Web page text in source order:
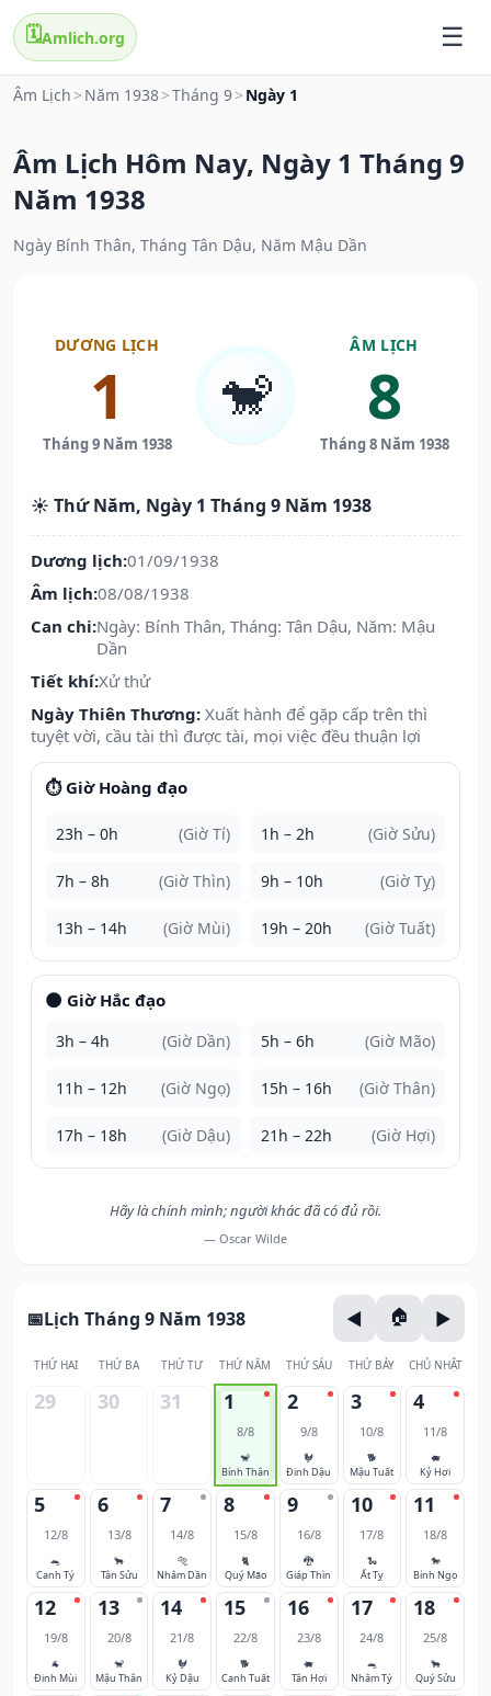
🗓️Amlich.org
Âm Lịch > Năm 1938>Tháng 9> Ngày 1
Âm Lịch Hôm Nay, Ngày 1 Tháng 9
Năm 1938
Ngày Bính Thân, Tháng Tân Dậu, Năm Mậu Dần
DƯƠNG LỊCH
1
Tháng 9 Năm 1938
🐒
ÂM LỊCH
8
Tháng 8 Năm 1938
☀️ Thứ Năm, Ngày 1 Tháng 9 Năm 1938
Dương lịch:01/09/1938
Âm lịch:08/08/1938
Can chi:Ngày: Bính Thân, Tháng: Tân Dậu, Năm: Mậu
Dần
Tiết khí:Xử thử
Ngày Thiên Thương: Xuất hành để gặp cấp trên thì
tuyệt vời, cầu tài thì được tài, mọi việc đều thuận lợi
⏱️ Giờ Hoàng đạo
23h – 0h (Giờ Tí) 1h – 2h (Giờ Sửu)
7h – 8h (Giờ Thìn) 9h – 10h (Giờ Tỵ)
13h – 14h (Giờ Mùi) 19h – 20h (Giờ Tuất)
🌑 Giờ Hắc đạo
3h – 4h (Giờ Dần) 5h – 6h (Giờ Mão)
11h – 12h (Giờ Ngọ) 15h – 16h (Giờ Thân)
17h – 18h (Giờ Dậu) 21h – 22h (Giờ Hợi)
Hãy là chính mình; người khác đã có đủ rồi.
— Oscar Wilde
Lịch Tháng 9 Năm 1938
THỨ HAI THỨ BA THỨ TƯ THỨ NĂM THỨ SÁU THỨ BẢY CHỦ NHẬT
29 30 31 1
8/8
🐒
Bính Thân
2
9/8
🐓
Đinh Dậu
3
10/8
🐕
Mậu Tuất
4
11/8
🐖
Kỷ Hợi
5
12/8
🐀
Canh Tý
6
13/8
🐂
Tân Sửu
7
14/8
🐅
Nhâm Dần
8
15/8
🐈
Quý Mão
9
16/8
🐉
Giáp Thìn
10
17/8
🐍
Ất Tỵ
11
18/8
🐎
Bính Ngọ
12
19/8
🐐
Đinh Mùi
13
20/8
🐒
Mậu Thân
14
21/8
🐓
Kỷ Dậu
15
22/8
🐕
Canh Tuất
16
23/8
🐖
Tân Hợi
17
24/8
🐀
Nhâm Tý
18
25/8
🐂
Quý Sửu